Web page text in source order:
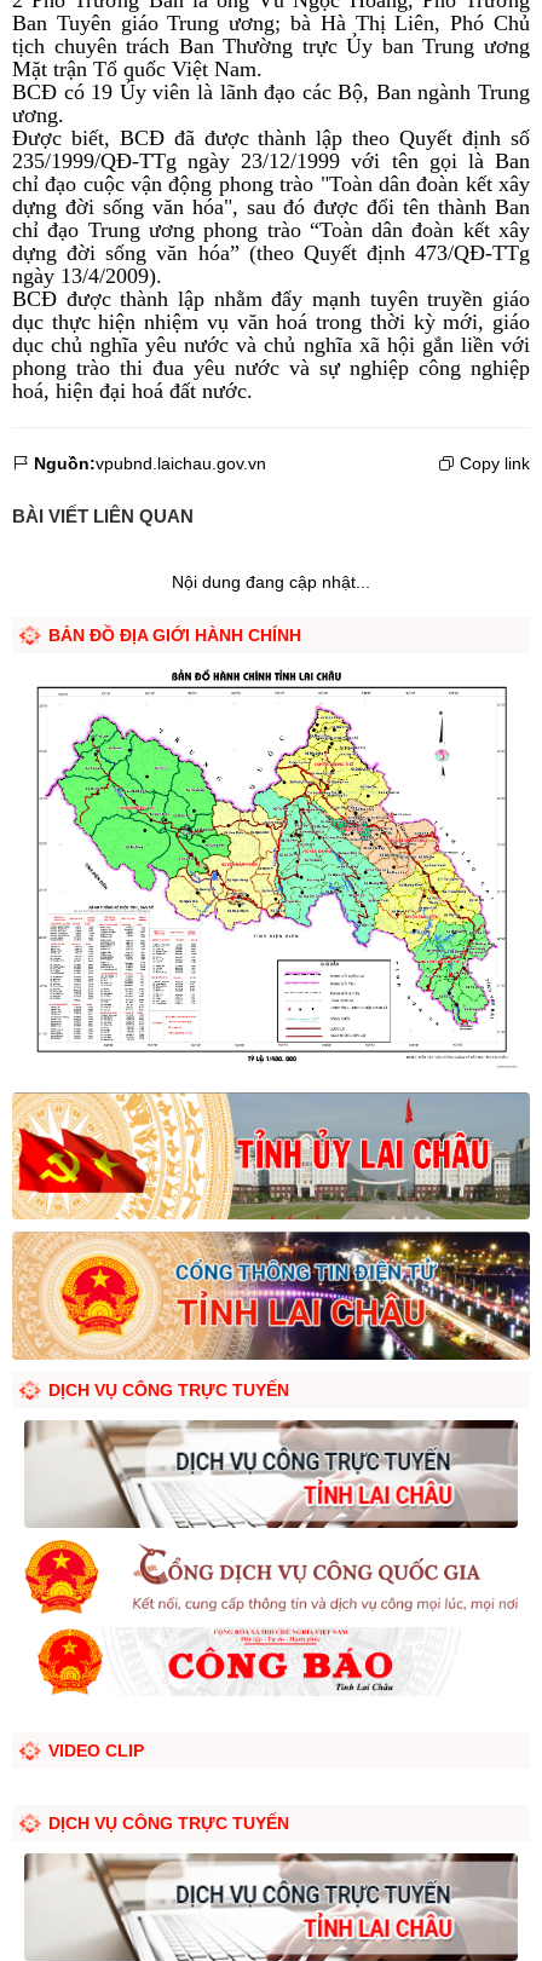
Ban Tuyên giáo Trung ương; bà Hà Thị Liên, Phó Chủ
tịch chuyên trách Ban Thường trực Ủy ban Trung ương
Mặt trận Tổ quốc Việt Nam.
BCĐ có 19 Ủy viên là lãnh đạo các Bộ, Ban ngành Trung
ương.
Được biết, BCĐ đã được thành lập theo Quyết định số
235/1999/QĐ-TTg ngày 23/12/1999 với tên gọi là Ban
chỉ đạo cuộc vận động phong trào "Toàn dân đoàn kết xây
dựng đời sống văn hóa", sau đó được đổi tên thành Ban
chỉ đạo Trung ương phong trào “Toàn dân đoàn kết xây
dựng đời sống văn hóa” (theo Quyết định 473/QĐ-TTg
ngày 13/4/2009).
BCĐ được thành lập nhằm đẩy mạnh tuyên truyền giáo
dục thực hiện nhiệm vụ văn hoá trong thời kỳ mới, giáo
dục chủ nghĩa yêu nước và chủ nghĩa xã hội gắn liền với
phong trào thi đua yêu nước và sự nghiệp công nghiệp
hoá, hiện đại hoá đất nước.
Nguồn:vpubnd.laichau.gov.vn Copy link
BÀI VIẾT LIÊN QUAN
Nội dung đang cập nhật...
BẢN ĐỒ ĐỊA GIỚI HÀNH CHÍNH
DỊCH VỤ CÔNG TRỰC TUYẾN
VIDEO CLIP
DỊCH VỤ CÔNG TRỰC TUYẾN